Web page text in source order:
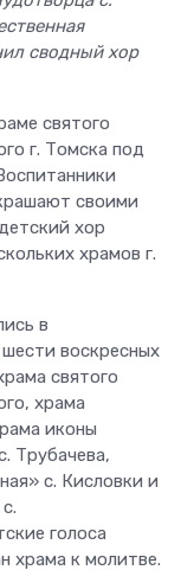
сводный хор
святого
г. Томска под
своими
хор
храмов г.
в
воскресных
святого
храма
иконы
Трубачева,
с. Кисловки и
голоса
храма к молитве.